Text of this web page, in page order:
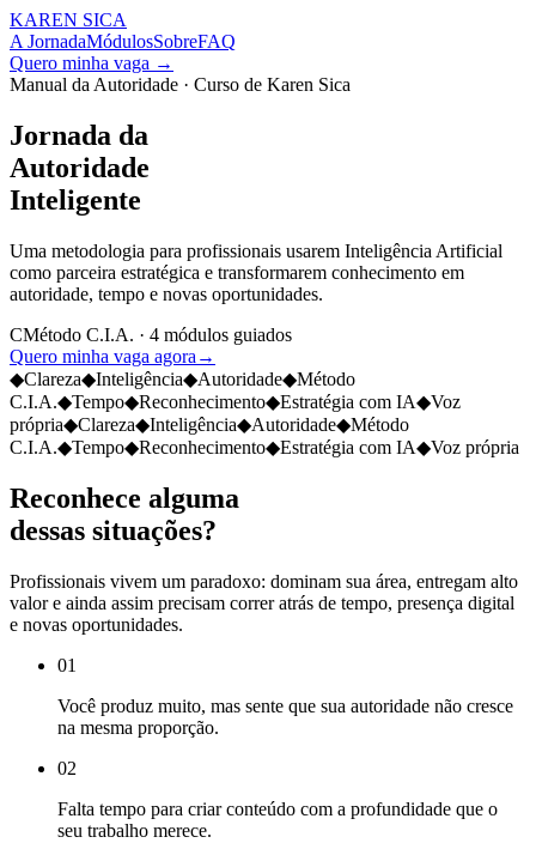
KAREN SICA
A JornadaMódulosSobreFAQ
Quero minha vaga →
Manual da Autoridade · Curso de Karen Sica
Jornada da
Autoridade
Inteligente
Uma metodologia para profissionais usarem Inteligência Artificial
como parceira estratégica e transformarem conhecimento em
autoridade, tempo e novas oportunidades.
CMétodo C.I.A. · 4 módulos guiados
Quero minha vaga agora →
◆Clareza◆Inteligência◆Autoridade◆Método
C.I.A.◆Tempo◆Reconhecimento◆Estratégia com IA◆Voz
própria◆Clareza◆Inteligência◆Autoridade◆Método
C.I.A.◆Tempo◆Reconhecimento◆Estratégia com IA◆Voz própria
Reconhece alguma
dessas situações?
Profissionais vivem um paradoxo: dominam sua área, entregam alto
valor e ainda assim precisam correr atrás de tempo, presença digital
e novas oportunidades.
01
Você produz muito, mas sente que sua autoridade não cresce
na mesma proporção.
02
Falta tempo para criar conteúdo com a profundidade que o
seu trabalho merece.